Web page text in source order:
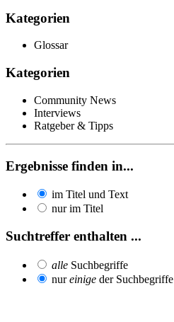
Kategorien
Glossar
Kategorien
Community News
Interviews
Ratgeber & Tipps
Ergebnisse finden in...
im Titel und Text
nur im Titel
Suchtreffer enthalten ...
alle Suchbegriffe
nureinige der Suchbegriffe